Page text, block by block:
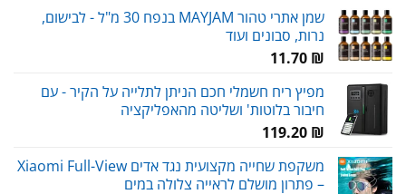
שמן אתרי טהור MAYJAM בנפח 30 מ"ל - לבישום,
נרות, סבונים ועוד
11.70 ₪
מפיץ ריח חשמלי חכם הניתן לתלייה על הקיר - עם
חיבור בלוטות' ושליטה מהאפליקציה
119.20 ₪
משקפת שחייה מקצועית נגד אדים Xiaomi Full-View
– פתרון מושלם לראייה צלולה במים